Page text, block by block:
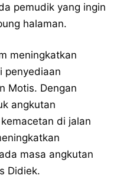
pemudik yang ingin
halaman.
meningkatkan
penyediaan
Motis. Dengan
angkutan
di jalan
masa angkutan
Didiek.